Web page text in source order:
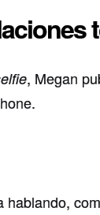
, Megan
hablando,